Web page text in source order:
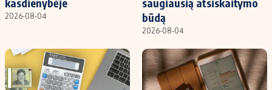
2026-08-04
būdą
2026-08-04